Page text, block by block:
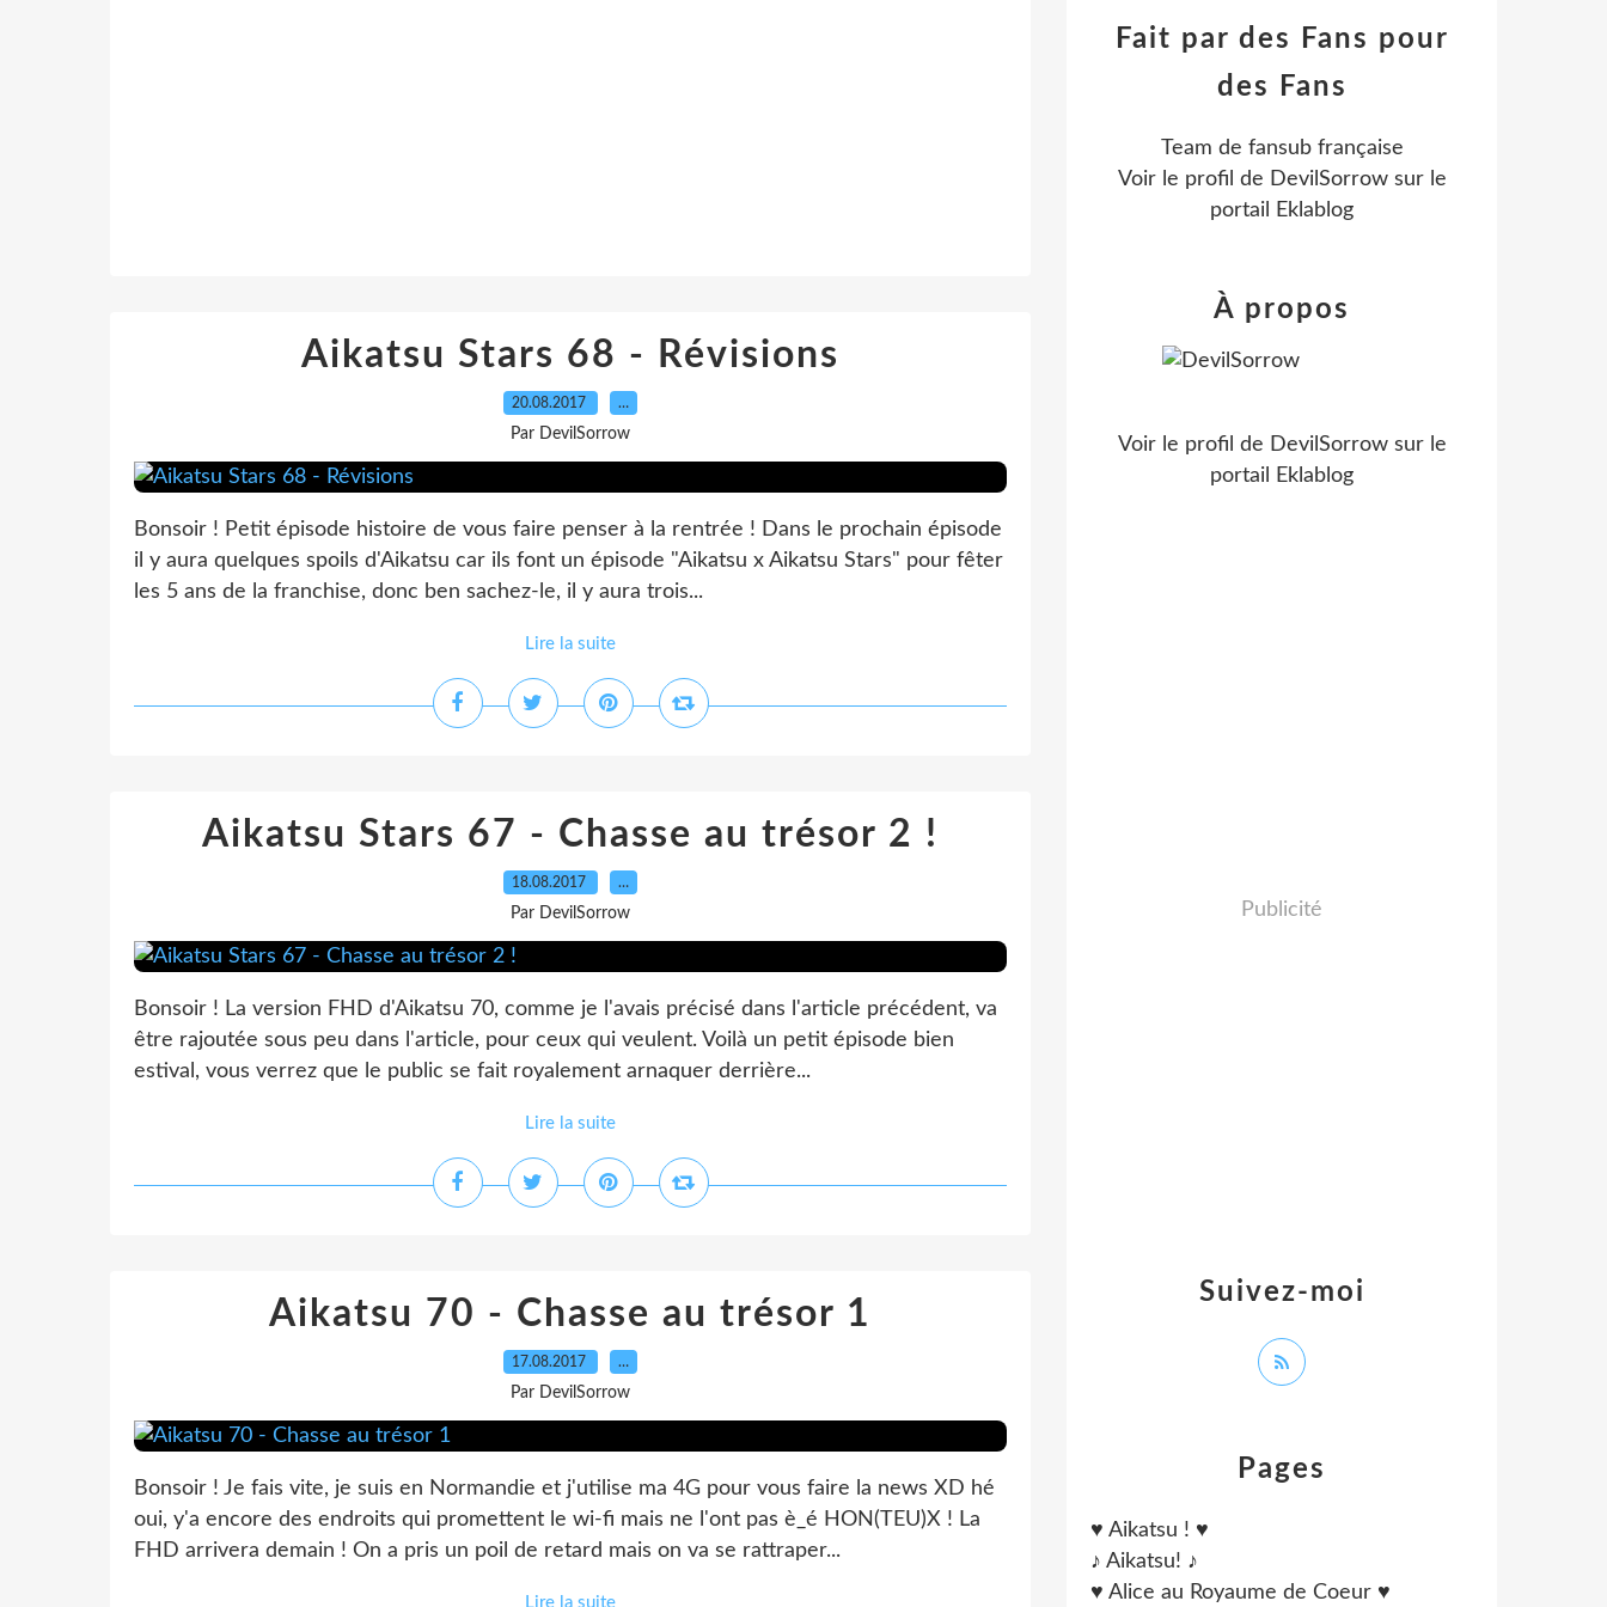
Aikatsu Stars 68 - Révisions
20.08.2017 …
Par DevilSorrow
Bonsoir ! Petit épisode histoire de vous faire penser à la rentrée ! Dans le prochain épisode
il y aura quelques spoils d'Aikatsu car ils font un épisode "Aikatsu x Aikatsu Stars" pour fêter
les 5 ans de la franchise, donc ben sachez-le, il y aura trois...
Lire la suite
Aikatsu Stars 67 - Chasse au trésor 2 !
18.08.2017 …
Par DevilSorrow
Bonsoir ! La version FHD d'Aikatsu 70, comme je l'avais précisé dans l'article précédent, va
être rajoutée sous peu dans l'article, pour ceux qui veulent. Voilà un petit épisode bien
estival, vous verrez que le public se fait royalement arnaquer derrière...
Lire la suite
Aikatsu 70 - Chasse au trésor 1
17.08.2017 …
Par DevilSorrow
Bonsoir ! Je fais vite, je suis en Normandie et j'utilise ma 4G pour vous faire la news XD hé
oui, y'a encore des endroits qui promettent le wi-fi mais ne l'ont pas è_é HON(TEU)X ! La
FHD arrivera demain ! On a pris un poil de retard mais on va se rattraper...
Lire la suite
Pages
♥ Aikatsu ! ♥
♪ Aikatsu! ♪
♥ Alice au Royaume de Coeur ♥
Fait par des Fans pour
des Fans
Team de fansub française
Voir le profil de DevilSorrowsur le
portail Eklablog
Suivez-moi
À propos
Voir le profil de DevilSorrowsur le
portail Eklablog
Publicité